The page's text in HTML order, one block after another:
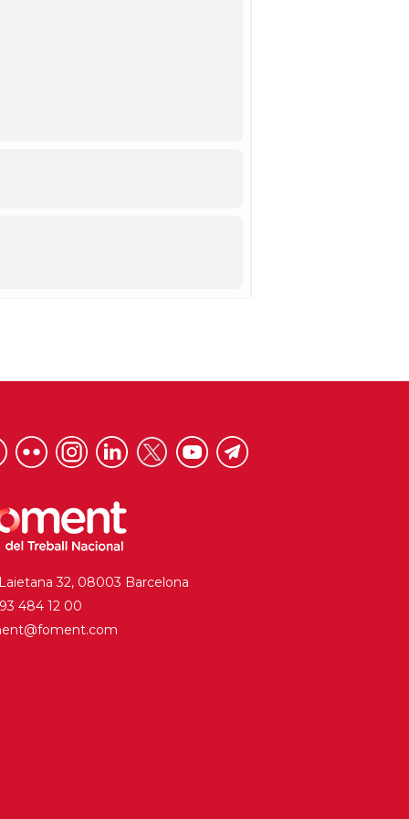
32, 08003 Barcelona
484 12 00